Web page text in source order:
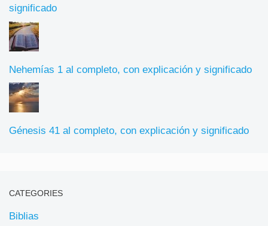
significado
Nehemías 1 al completo, con explicación y significado
Génesis 41 al completo, con explicación y significado
CATEGORIES
Biblias